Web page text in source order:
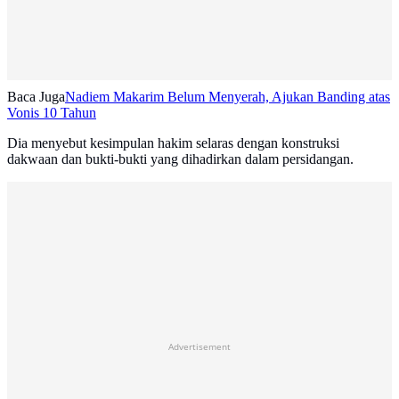
Baca JugaNadiem Makarim Belum Menyerah, Ajukan Banding atas
Vonis 10 Tahun
Dia menyebut kesimpulan hakim selaras dengan konstruksi
dakwaan dan bukti-bukti yang dihadirkan dalam persidangan.
Advertisement